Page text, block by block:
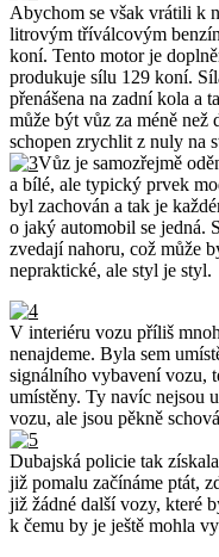
Abychom se však vrátili k
litrovým tříválcovým
koní. Tento motor je
produkuje sílu 129 koní.
přenášena na zadní kola a
může být vůz za méně
schopen zrychlit z nuly na
Vůz je samozřejmě
a bílé, ale typický prvek
byl zachován a tak je
o jaký automobil se jedná.
zvedají nahoru, což může
nepraktické, ale styl je styl.
V interiéru vozu příliš
nenajdeme. Byla sem
signálního vybavení vozu,
umístěny. Ty navíc nejsou
vozu, ale jsou pěkně
Dubajská policie tak
již pomalu začínáme ptát,
již žádné další vozy, které
k čemu by je ještě mohla